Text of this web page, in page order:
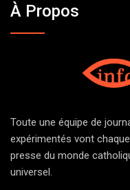
À Propos
Toute une équipe de
expérimentés vont
presse du monde
universel.